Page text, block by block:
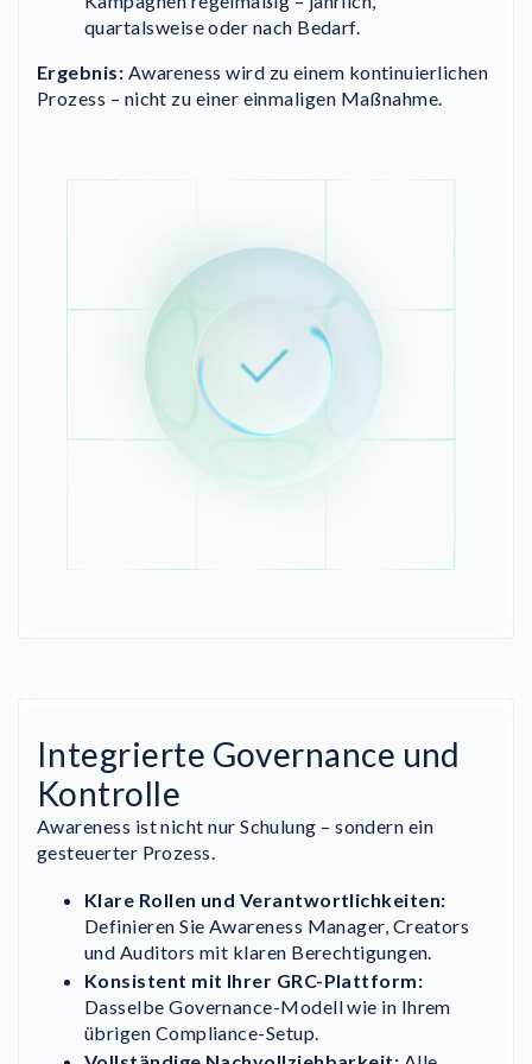
quartalsweise oder nach Bedarf.
Ergebnis: Awareness wird zu einem kontinuierlichen
Prozess – nicht zu einer einmaligen Maßnahme.
Integrierte Governance und
Kontrolle
Awareness ist nicht nur Schulung – sondern ein
gesteuerter Prozess.
Klare Rollen und Verantwortlichkeiten:
Definieren Sie Awareness Manager, Creators
und Auditors mit klaren Berechtigungen.
Konsistent mit Ihrer GRC-Plattform:
Dasselbe Governance-Modell wie in Ihrem
übrigen Compliance-Setup.